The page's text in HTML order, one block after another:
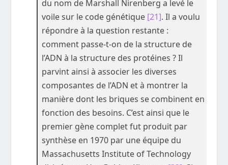
du nom de Marshall Nirenberg a levé le
voile sur le code génétique [21]. Il a voulu
répondre à la question restante :
comment passe-t-on de la structure de
l’ADN à la structure des protéines ? Il
parvint ainsi à associer les diverses
composantes de l’ADN et à montrer la
manière dont les briques se combinent en
fonction des besoins. C’est ainsi que le
premier gène complet fut produit par
synthèse en 1970 par une équipe du
Massachusetts Institute of Technology